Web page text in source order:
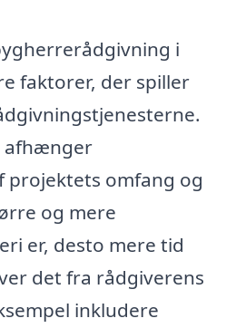
i
faktorer, der spiller
afhænger
projektets omfang og
og mere
er, desto mere tid
det fra rådgiverens
inkludere